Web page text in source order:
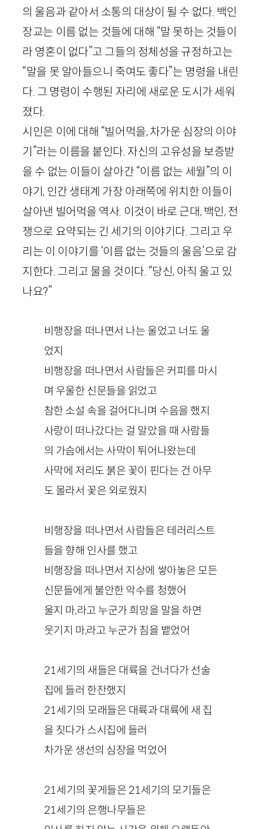
의 울음과 같아서 소통의 대상이 될 수 없다. 백인
장교는 이름 없는 것들에 대해 “말 못하는 것들이
라 영혼이 없다”고 그들의 정체성을 규정하고는
“말을 못 알아들으니 죽여도 좋다”는 명령을 내린
다. 그 명령이 수행된 자리에 새로운 도시가 세워
졌다.
시인은 이에 대해 “빌어먹을, 차가운 심장의 이야
기”라는 이름을 붙인다. 자신의 고유성을 보증받
을 수 없는 이들이 살아간 “이름 없는 세월”의 이
야기, 인간 생태계 가장 아래쪽에 위치한 이들이
살아낸 빌어먹을 역사. 이것이 바로 근대, 백인, 전
쟁으로 요약되는 긴 세기의 이야기다. 그리고 우
리는 이 이야기를 ‘이름 없는 것들의 울음’으로 감
지한다. 그리고 물을 것이다. “당신, 아직 울고 있
나요?”
비행장을 떠나면서 나는 울었고 너도 울
었지
비행장을 떠나면서 사람들은 커피를 마시
며 우울한 신문들을 읽었고
참한 소설 속을 걸어다니며 수음을 했지
사랑이 떠나갔다는 걸 알았을 때 사람들
의 가슴에서는 사막이 튀어나왔는데
사막에 저리도 붉은 꽃이 핀다는 건 아무
도 몰라서 꽃은 외로웠지
비행장을 떠나면서 사람들은 테러리스트
들을 향해 인사를 했고
비행장을 떠나면서 지상에 쌓아놓은 모든
신문들에게 불안한 악수를 청했어
울지 마,라고 누군가 희망을 말을 하면
웃기지 마,라고 누군가 침을 뱉었어
21세기의 새들은 대륙을 건너다가 선술
집에 들러 한잔했지
21세기의 모래들은 대륙과 대륙에 새 집
을 짓다가 스시집에 들러
차가운 생선의 심장을 먹었어
21세기의 꽃게들은21세기의 모기들은
21세기의 은행나무들은